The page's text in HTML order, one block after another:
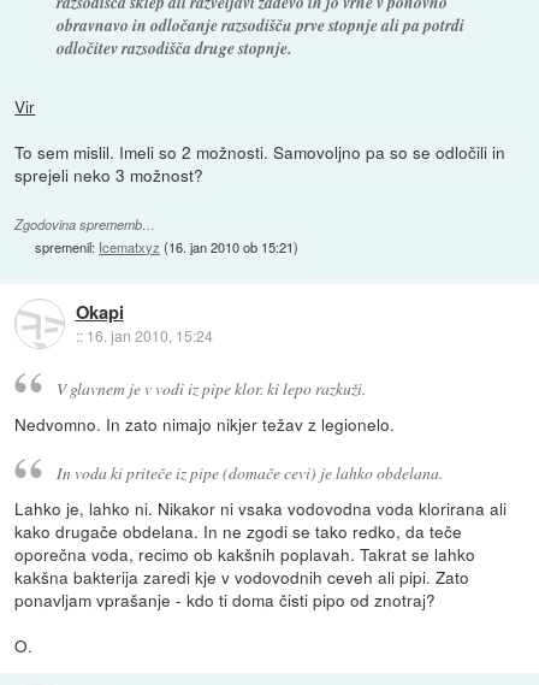
obravnavo in odločanje razsodišču prve stopnje ali pa potrdi
odločitev razsodišča druge stopnje.
Vir
To sem mislil. Imeli so 2 možnosti. Samovoljno pa so se odločili in
sprejeli neko 3 možnost?
Zgodovina sprememb…
spremenil: Icematxyz (16. jan 2010 ob 15:21)
Okapi
:: 16. jan 2010, 15:24
V glavnem je v vodi iz pipe klor. ki lepo razkuži.
Nedvomno. In zato nimajo nikjer težav z legionelo.
In voda ki priteče iz pipe (domače cevi) je lahko obdelana.
Lahko je, lahko ni. Nikakor ni vsaka vodovodna voda klorirana ali
kako drugače obdelana. In ne zgodi se tako redko, da teče
oporečna voda, recimo ob kakšnih poplavah. Takrat se lahko
kakšna bakterija zaredi kje v vodovodnih ceveh ali pipi. Zato
ponavljam vprašanje - kdo ti doma čisti pipo od znotraj?
O.